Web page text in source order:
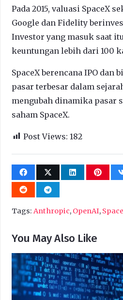
Pada 2015, valuasi SpaceX
Google dan Fidelity
Investor yang masuk saat
keuntungan lebih dari 100
SpaceX berencana IPO dan
pasar terbesar dalam
mengubah dinamika pasar
saham SpaceX.
Post Views: 182
Tags: Anthropic, OpenAI,
You May Also Like